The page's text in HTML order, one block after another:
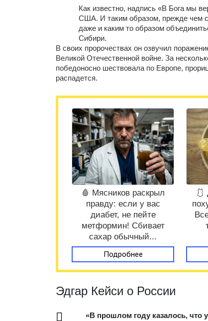
Как известно, надпись «В Бога мы
США. И таким образом, прежде чем
даже и каким то образом
Сибири.
В своих пророчествах он озвучил
Великой Отечественной войне. За
победоносно шествовала по Европе,
распадется.
🩸 Мясников раскрыл
правду: если у вас
диабет, не пейте
метформин! Сбивает
сахар обычный...
Подробнее
🩱
Эдгар Кейси о России
«В прошлом году казалось, что